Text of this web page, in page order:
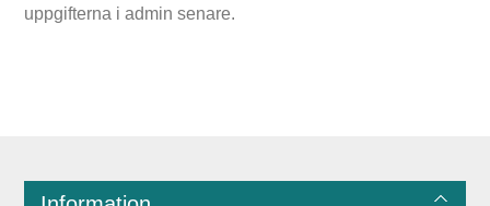
uppgifterna i admin senare.